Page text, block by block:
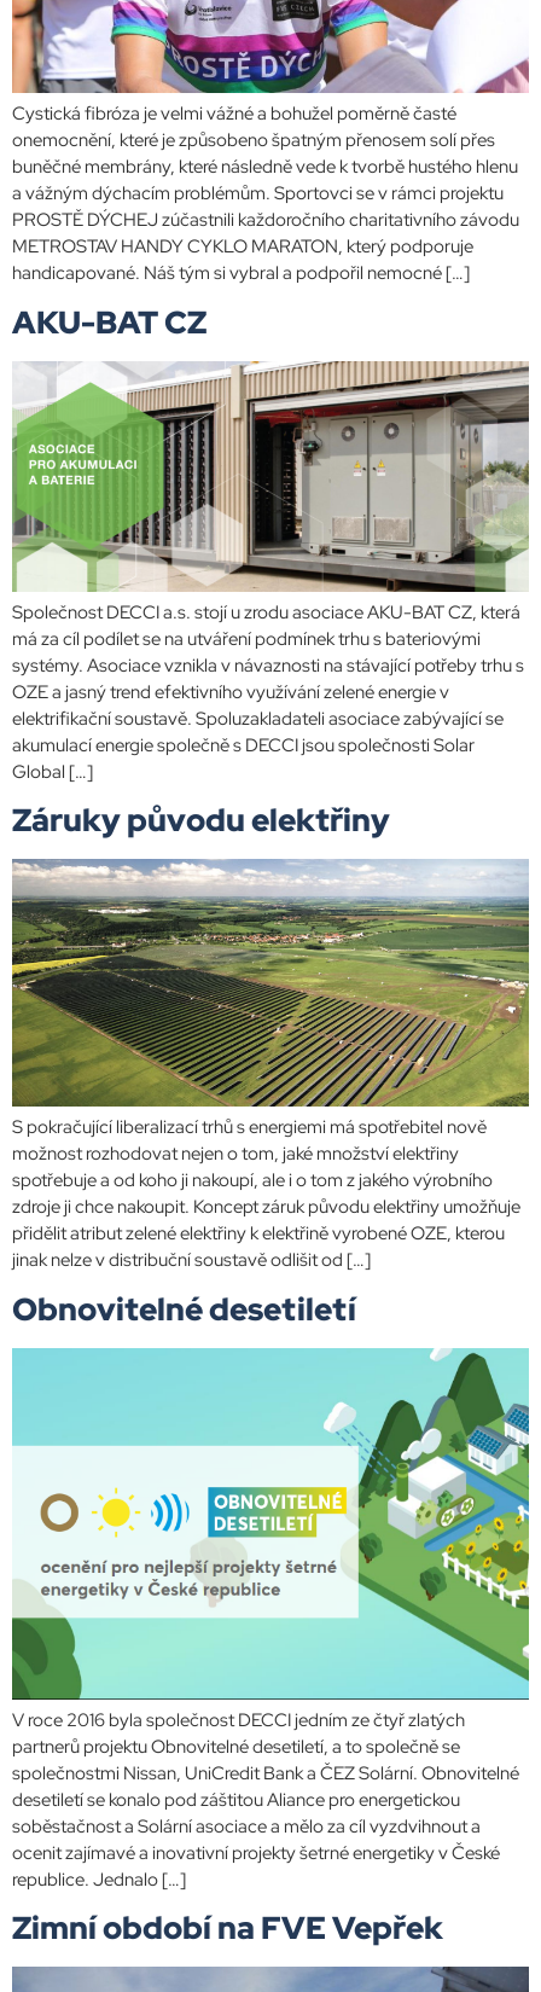
Cystická fibróza je velmi vážné a bohužel poměrně časté
onemocnění, které je způsobeno špatným přenosem solí přes
buněčné membrány, které následně vede k tvorbě hustého hlenu
a vážným dýchacím problémům. Sportovci se v rámci projektu
PROSTĚ DÝCHEJ zúčastnili každoročního charitativního závodu
METROSTAV HANDY CYKLO MARATON, který podporuje
handicapované. Náš tým si vybral a podpořil nemocné […]
AKU-BAT CZ
Společnost DECCI a.s. stojí u zrodu asociace AKU-BAT CZ, která
má za cíl podílet se na utváření podmínek trhu s bateriovými
systémy. Asociace vznikla v návaznosti na stávající potřeby trhu s
OZE a jasný trend efektivního využívání zelené energie v
elektrifikační soustavě. Spoluzakladateli asociace zabývající se
akumulací energie společně s DECCI jsou společnosti Solar
Global […]
Záruky původu elektřiny
S pokračující liberalizací trhů s energiemi má spotřebitel nově
možnost rozhodovat nejen o tom, jaké množství elektřiny
spotřebuje a od koho ji nakoupí, ale i o tom z jakého výrobního
zdroje ji chce nakoupit. Koncept záruk původu elektřiny umožňuje
přidělit atribut zelené elektřiny k elektřině vyrobené OZE, kterou
jinak nelze v distribuční soustavě odlišit od […]
Obnovitelné desetiletí
V roce 2016 byla společnost DECCI jedním ze čtyř zlatých
partnerů projektu Obnovitelné desetiletí, a to společně se
společnostmi Nissan, UniCredit Bank a ČEZ Solární. Obnovitelné
desetiletí se konalo pod záštitou Aliance pro energetickou
soběstačnost a Solární asociace a mělo za cíl vyzdvihnout a
ocenit zajímavé a inovativní projekty šetrné energetiky v České
republice. Jednalo […]
Zimní období na FVE Vepřek